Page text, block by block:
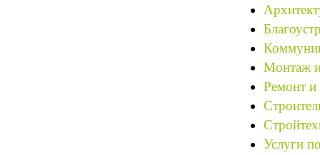
Монтаж
Ремонт и
Услуги